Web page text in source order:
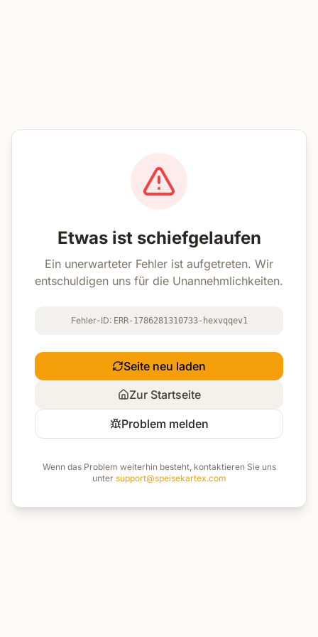
Etwas ist schiefgelaufen
Ein unerwarteter Fehler ist aufgetreten. Wir
entschuldigen uns für die Unannehmlichkeiten.
Fehler-ID: ERR-1786281310733-hexvqqev1
Seite neu laden
Zur Startseite
Problem melden
Wenn das Problem weiterhin besteht, kontaktieren Sie uns
unter support@speisekartex.com